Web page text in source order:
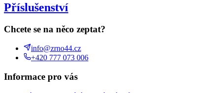
Příslušenství
Chcete se na něco zeptat?
info@zrno44.cz
+420 777 073 006
Informace pro vás